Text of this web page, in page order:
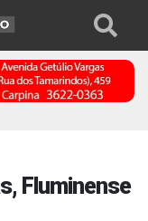
Fluminense